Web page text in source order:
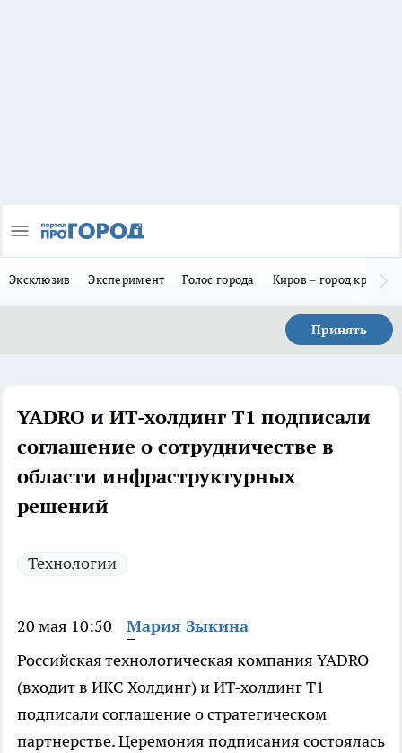
Эксклюзив Эксперимент Голос города Киров – город
Принять
YADRO и ИТ-холдинг Т1 подписали
соглашение о сотрудничестве в
области инфраструктурных
решений
Технологии
20 мая 10:50
Мария Зыкина
Российская технологическая компания YADRO
(входит в ИКС Холдинг) и ИТ-холдинг T1
подписали соглашение о стратегическом
партнерстве. Церемония подписания состоялась